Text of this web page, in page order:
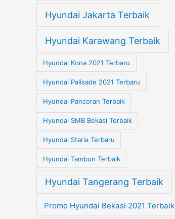
Hyundai Jakarta Terbaik
Hyundai Karawang Terbaik
Hyundai Kona 2021 Terbaru
Hyundai Palisade 2021 Terbaru
Hyundai Pancoran Terbaik
Hyundai SMB Bekasi Terbaik
Hyundai Staria Terbaru
Hyundai Tambun Terbaik
Hyundai Tangerang Terbaik
Promo Hyundai Bekasi 2021 Terbaik